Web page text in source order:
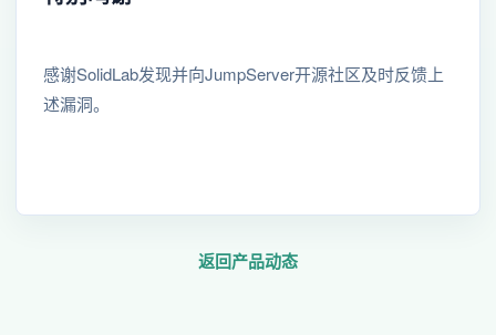
感谢SolidLab发现并向JumpServer开源社区及时反馈上
述漏洞。
返回产品动态